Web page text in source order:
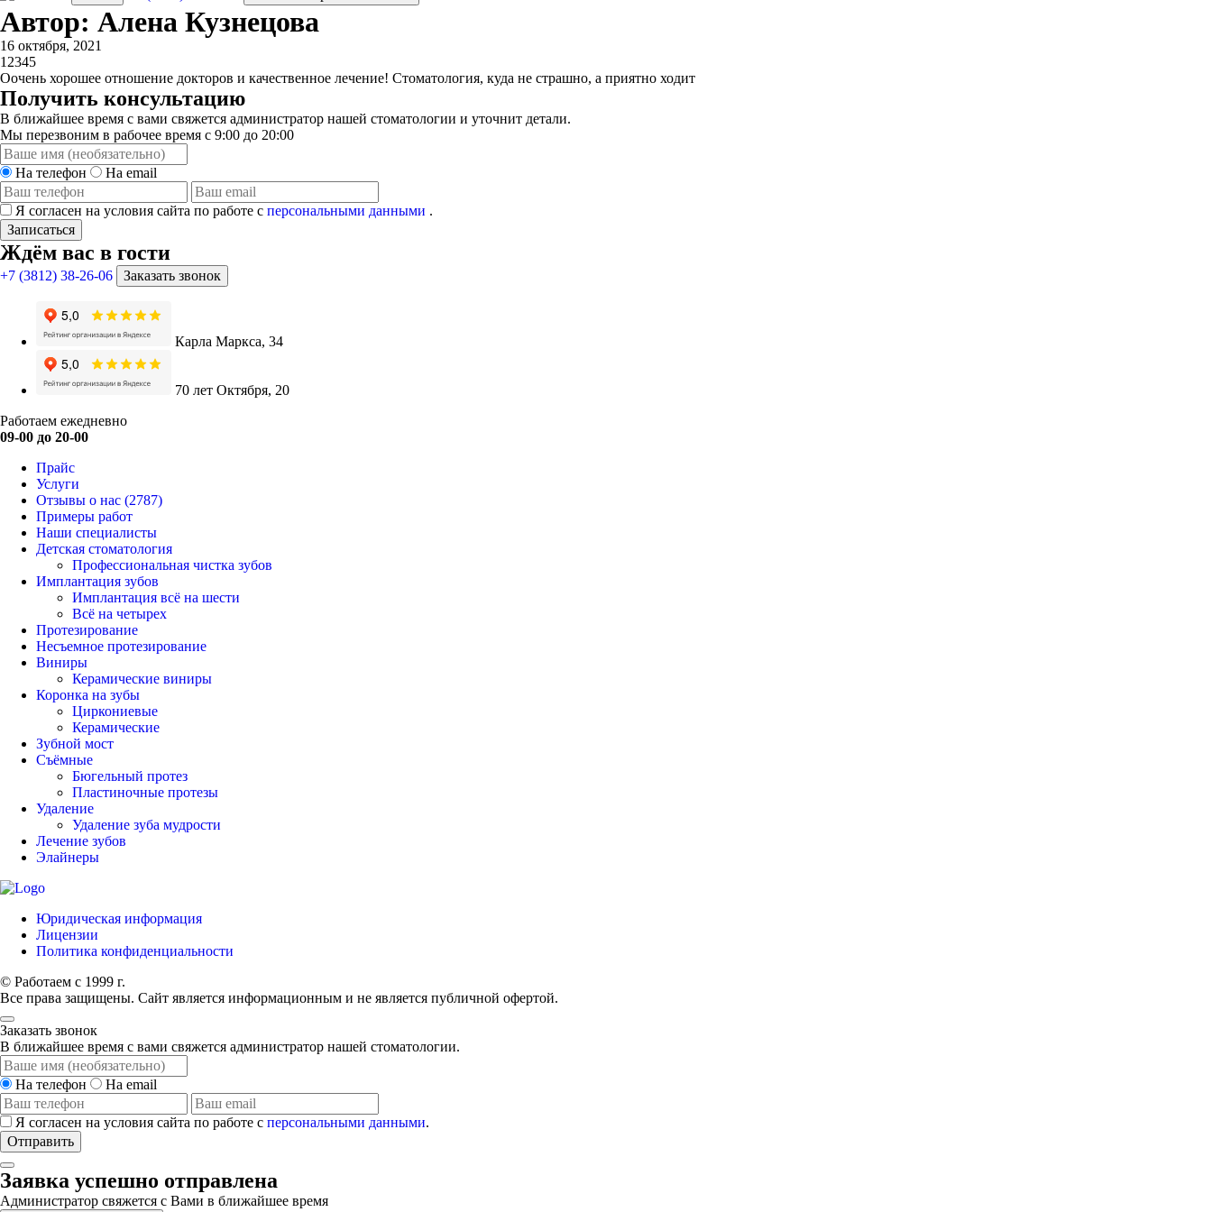
Автор: Алена Кузнецова
16 октября, 2021
1 2345
Оочень хорошее отношение докторов и качественное лечение! Стоматология, куда не страшно, а приятно ходит
Получить консультацию
В ближайшее время с вами свяжется администратор нашей стоматологии и уточнит детали.
Мы перезвоним в рабочее время с 9:00 до 20:00
На телефон На email
Я согласен на условия сайта по работе с персональными данными .
Записаться
Ждём вас в гости
+7 (3812) 38-26-06 Заказать звонок
Карла Маркса, 34
70 лет Октября, 20
Работаем ежедневно
09-00 до 20-00
Прайс
Услуги
Отзывы о нас (2787)
Примеры работ
Наши специалисты
Детская стоматология
Профессиональная чистка зубов
Имплантация зубов
Имплантация всё на шести
Всё на четырех
Протезирование
Несъемное протезирование
Виниры
Керамические виниры
Коронка на зубы
Циркониевые
Керамические
Зубной мост
Съёмные
Бюгельный протез
Пластиночные протезы
Удаление
Удаление зуба мудрости
Лечение зубов
Элайнеры
Юридическая информация
Лицензии
Политика конфиденциальности
© Работаем с 1999 г.
Все права защищены. Сайт является информационным и не является публичной офертой.
Заказать звонок
В ближайшее время с вами свяжется администратор нашей стоматологии.
На телефон На email
Я согласен на условия сайта по работе с персональными данными.
Отправить
Заявка успешно отправлена
Администратор свяжется с Вами в ближайшее время